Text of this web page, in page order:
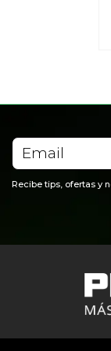
Recibe tips, ofertas y